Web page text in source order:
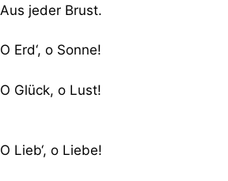
Aus jeder Brust.
O Erd‘, o Sonne!
O Glück, o Lust!
O Lieb‘, o Liebe!